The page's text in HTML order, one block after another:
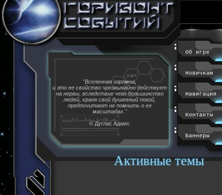
Активные темы
"Вселенная огромна,
и это ее свойство чрезвычайно действует
на нервы, вследствие чего большинство
людей, храня свой душевный покой,
предпочитают не помнить о ее
масштабах."
© Дуглас Адамс
Об игре
Новичкам
Навигация
Контакты
Баннеры